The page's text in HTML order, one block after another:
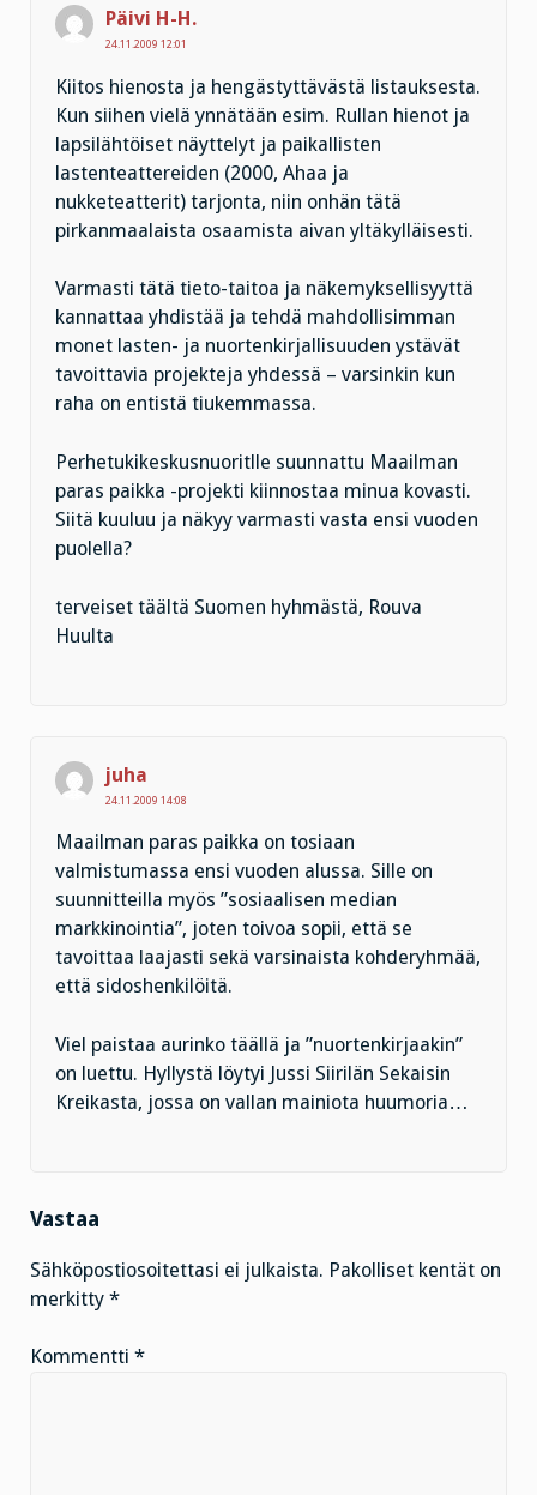
Päivi H-H.
24.11.2009 12:01
Kiitos hienosta ja hengästyttävästä listauksesta.
Kun siihen vielä ynnätään esim. Rullan hienot ja
lapsilähtöiset näyttelyt ja paikallisten
lastenteattereiden (2000, Ahaa ja
nukketeatterit) tarjonta, niin onhän tätä
pirkanmaalaista osaamista aivan yltäkylläisesti.
Varmasti tätä tieto-taitoa ja näkemyksellisyyttä
kannattaa yhdistää ja tehdä mahdollisimman
monet lasten- ja nuortenkirjallisuuden ystävät
tavoittavia projekteja yhdessä – varsinkin kun
raha on entistä tiukemmassa.
Perhetukikeskusnuoritlle suunnattu Maailman
paras paikka -projekti kiinnostaa minua kovasti.
Siitä kuuluu ja näkyy varmasti vasta ensi vuoden
puolella?
terveiset täältä Suomen hyhmästä, Rouva
Huulta
juha
24.11.2009 14:08
Maailman paras paikka on tosiaan
valmistumassa ensi vuoden alussa. Sille on
suunnitteilla myös ”sosiaalisen median
markkinointia”, joten toivoa sopii, että se
tavoittaa laajasti sekä varsinaista kohderyhmää,
että sidoshenkilöitä.
Viel paistaa aurinko täällä ja ”nuortenkirjaakin”
on luettu. Hyllystä löytyi Jussi Siirilän Sekaisin
Kreikasta, jossa on vallan mainiota huumoria…
Vastaa
Sähköpostiosoitettasi ei julkaista. Pakolliset kentät on
merkitty *
Kommentti *